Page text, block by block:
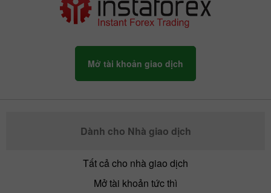
Mở tài khoản giao dịch
Dành cho Nhà giao dịch
Tất cả cho nhà giao dịch
Mở tài khoản tức thì